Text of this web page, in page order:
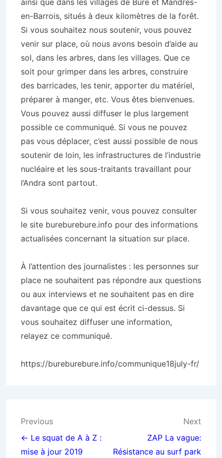
en-Barrois, situés à deux kilomètres de la forêt.
Si vous souhaitez nous soutenir, vous pouvez
venir sur place, où nous avons besoin d’aide au
sol, dans les arbres, dans les villages. Que ce
soit pour grimper dans les arbres, construire
des barricades, les tenir, apporter du matériel,
préparer à manger, etc. Vous êtes bienvenues.
Vous pouvez aussi diffuser le plus largement
possible ce communiqué. Si vous ne pouvez
pas vous déplacer, c’est aussi possible de nous
soutenir de loin, les infrastructures de l’industrie
nucléaire et les sous-traitants travaillant pour
l’Andra sont partout.
Si vous souhaitez venir, vous pouvez consulter
le site bureburebure.info pour des informations
actualisées concernant la situation sur place.
À l’attention des journalistes : les personnes sur
place ne souhaitent pas répondre aux questions
ou aux interviews et ne souhaitent pas en dire
davantage que ce qui est écrit ci-dessus. Si
vous souhaitez diffuser une information,
relayez ce communiqué.
https://bureburebure.info/communique18july-fr/
Navigation
de
Previous
← Le squat de A à Z :
mise à jour 2019
Next
ZAP La vague:
Résistance au surf park